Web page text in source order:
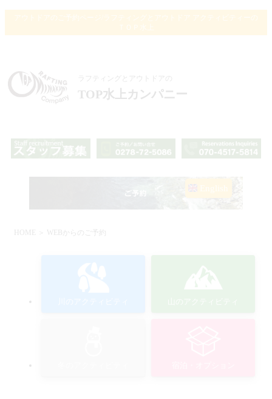
アウトドアのご予約ページ/ラフティングとアウトドア アクティビティーの
ラフティングとアウトドアの
TOP水上カンパニー
English
HOME ＞ WEBからのご予約